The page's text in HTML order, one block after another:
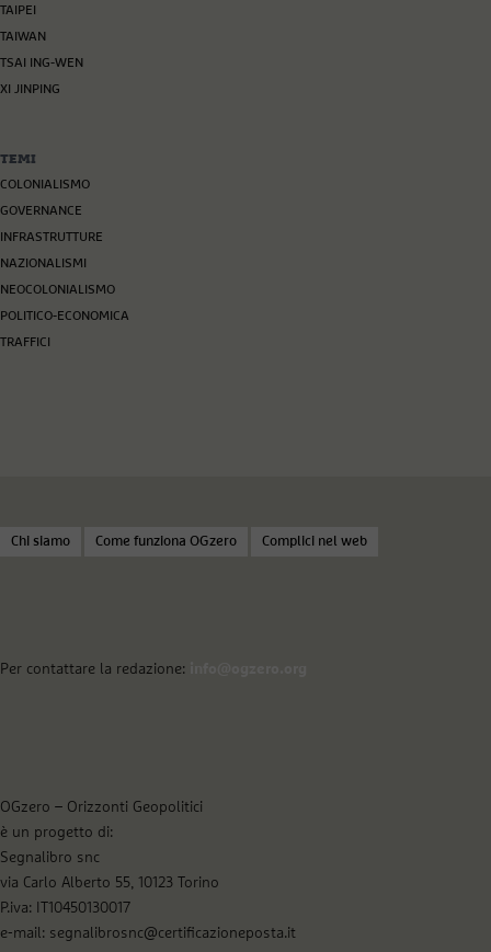
TAIPEI
TAIWAN
TSAI ING-WEN
XI JINPING
TEMI
COLONIALISMO
GOVERNANCE
INFRASTRUTTURE
NAZIONALISMI
NEOCOLONIALISMO
POLITICO-ECONOMICA
TRAFFICI
Chi siamo Come funziona OGzero Complici nel web
Per contattare la redazione:
OGzero – Orizzonti Geopolitici
è un progetto di:
Segnalibro snc
via Carlo Alberto 55, 10123 Torino
P.iva: IT10450130017
e-mail: segnalibrosnc@certificazioneposta.it